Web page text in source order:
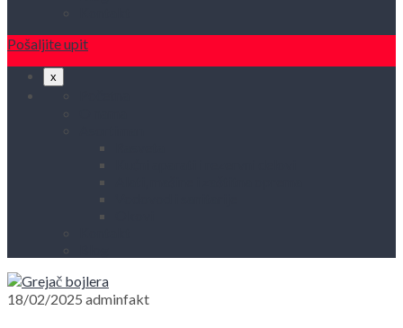
Pošaljite upit
x
18/02/2025 adminfakt